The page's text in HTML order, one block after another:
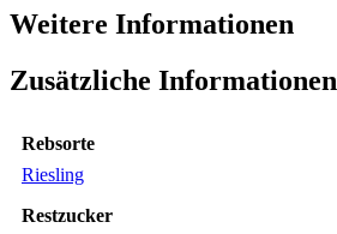
Weitere Informationen
Zusätzliche Informationen
Rebsorte
Riesling
Restzucker